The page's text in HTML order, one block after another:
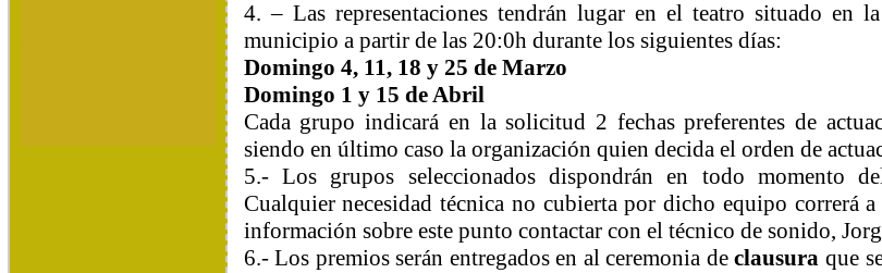
4. – Las representaciones tendrán lugar en el teatro situado en
municipio a partir de las 20:0h durante los siguientes días:
Domingo 4, 11, 18 y 25 de Marzo
Domingo 1 y 15 de Abril
Cada grupo indicará en la solicitud 2 fechas preferentes de
siendo en último caso la organización quien decida el orden de
5.- Los grupos seleccionados dispondrán en todo momento
Cualquier necesidad técnica no cubierta por dicho equipo correrá
información sobre este punto contactar con el técnico de sonido,
6.- Los premios serán entregados en al ceremonia declausura que